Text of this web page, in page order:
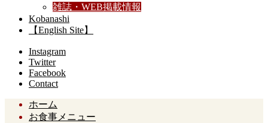
雑誌・WEB掲載情報
Kobanashi
【English Site】
Instagram
Twitter
Facebook
Contact
ホーム
お食事メニュー